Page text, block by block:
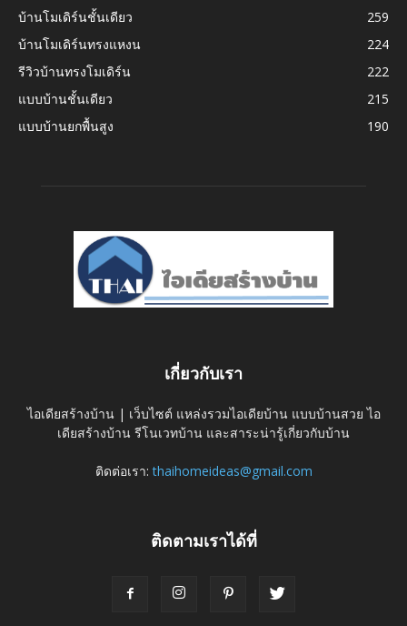
บ้านโมเดิร์นชั้นเดียว
259
บ้านโมเดิร์นทรงแหงน
224
รีวิวบ้านทรงโมเดิร์น
222
แบบบ้านชั้นเดียว
215
แบบบ้านยกพื้นสูง
190
เกี่ยวกับเรา
ไอเดียสร้างบ้าน | เว็บไซต์ แหล่งรวมไอเดียบ้าน แบบบ้านสวย ไอ
เดียสร้างบ้าน รีโนเวทบ้าน และสาระน่ารู้เกี่ยวกับบ้าน
ติดต่อเรา:thaihomeideas@gmail.com
ติดตามเราได้ที่